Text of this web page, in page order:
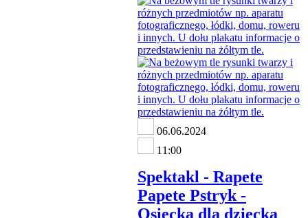
06.06.2024
11:00
Spektakl - Rapete
Papete Pstryk -
Osiecka dla dziecka